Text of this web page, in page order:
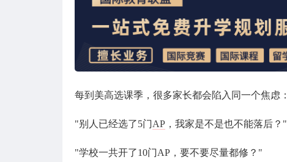
每到美高选课季，很多家长都会陷入同一个焦虑：
"别人已经选了5门AP ，我家是不是也不能落后？"
"学校一共开了10门AP，要不要尽量都修？"